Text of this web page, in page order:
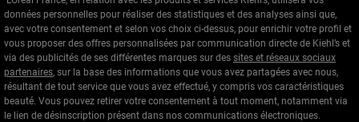
données personnelles pour réaliser des statistiques et des analyses ainsi que,
avec votre consentement et selon vos choix ci-dessus, pour enrichir votre profil et
vous proposer des offres personnalisées par communication directe de Kiehl’s et
via des publicités de ses différentes marques sur des sites et réseaux sociaux
partenaires, sur la base des informations que vous avez partagées avec nous,
résultant de tout service que vous avez effectué, y compris vos caractéristiques
beauté. Vous pouvez retirer votre consentement à tout moment, notamment via
le lien de désinscription présent dans nos communications électroniques.